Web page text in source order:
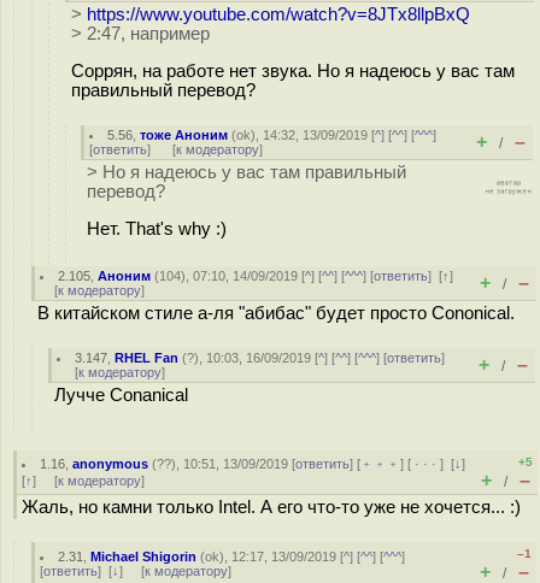
> https://www.youtube.com/watch?v=8JTx8llpBxQ
> 2:47, например
Соррян, на работе нет звука. Но я надеюсь у вас там
правильный перевод?
5.56 ,тоже Аноним (ok), 14:32, 13/09/2019 [^] [^^] [^^^]
[ответить] [к модератору] + / –
> Но я надеюсь у вас там правильный
перевод?
Нет. That's why :)
2.105 ,Аноним (104), 07:10, 14/09/2019 [^] [^^] [^^^] [ответить][↑]
[к модератору] + / –
В китайском стиле а-ля "абибас" будет просто Cononical.
3.147 ,RHEL Fan (?), 10:03, 16/09/2019 [^] [^^] [^^^] [ответить]
[к модератору] + / –
Лучче Conanical
1.16 ,anonymous (??), 10:51, 13/09/2019 [ответить] [ ﹢﹢﹢] [ · · ·][↓]
[↑] [к модератору]
+5
+ / –
Жаль, но камни только Intel. А его что-то уже не хочется... :)
2.31 ,Michael Shigorin (ok), 12:17, 13/09/2019 [^] [^^] [^^^]
[ответить] [↓] [к модератору]
–1
+ / –